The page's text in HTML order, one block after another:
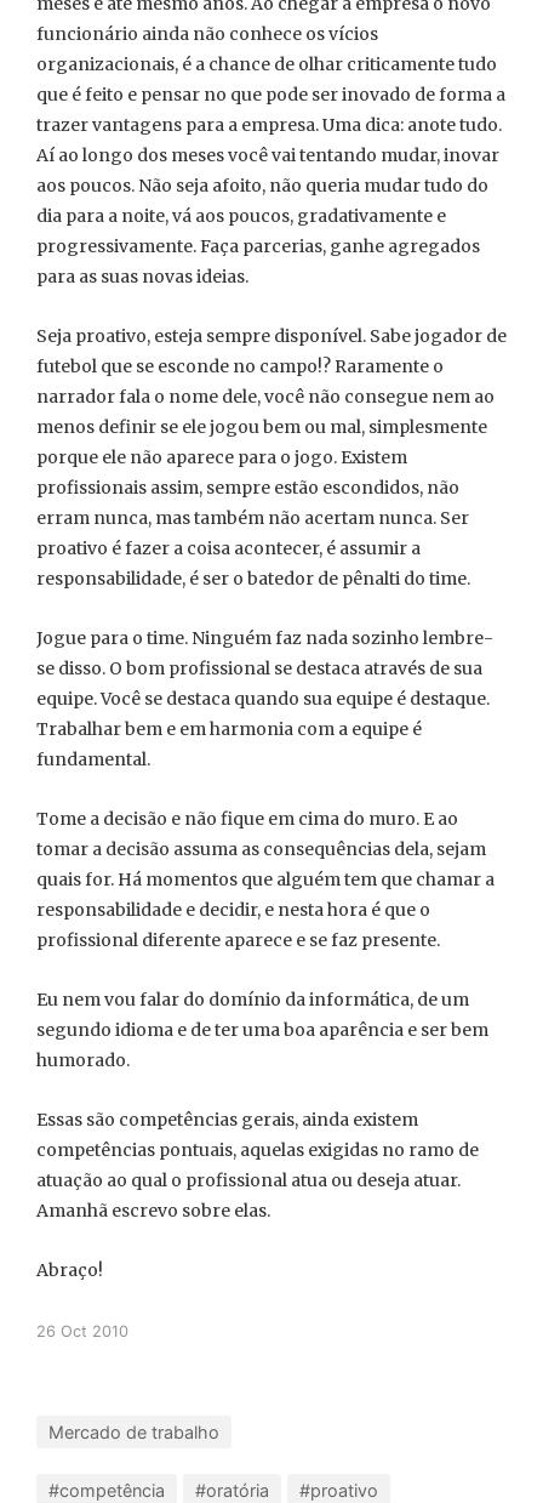
funcionário ainda não conhece os vícios
organizacionais, é a chance de olhar criticamente tudo
que é feito e pensar no que pode ser inovado de forma a
trazer vantagens para a empresa. Uma dica: anote tudo.
Aí ao longo dos meses você vai tentando mudar, inovar
aos poucos. Não seja afoito, não queria mudar tudo do
dia para a noite, vá aos poucos, gradativamente e
progressivamente. Faça parcerias, ganhe agregados
para as suas novas ideias.
Seja proativo, esteja sempre disponível. Sabe jogador de
futebol que se esconde no campo!? Raramente o
narrador fala o nome dele, você não consegue nem ao
menos definir se ele jogou bem ou mal, simplesmente
porque ele não aparece para o jogo. Existem
profissionais assim, sempre estão escondidos, não
erram nunca, mas também não acertam nunca. Ser
proativo é fazer a coisa acontecer, é assumir a
responsabilidade, é ser o batedor de pênalti do time.
Jogue para o time. Ninguém faz nada sozinho lembre-
se disso. O bom profissional se destaca através de sua
equipe. Você se destaca quando sua equipe é destaque.
Trabalhar bem e em harmonia com a equipe é
fundamental.
Tome a decisão e não fique em cima do muro. E ao
tomar a decisão assuma as consequências dela, sejam
quais for. Há momentos que alguém tem que chamar a
responsabilidade e decidir, e nesta hora é que o
profissional diferente aparece e se faz presente.
Eu nem vou falar do domínio da informática, de um
segundo idioma e de ter uma boa aparência e ser bem
humorado.
Essas são competências gerais, ainda existem
competências pontuais, aquelas exigidas no ramo de
atuação ao qual o profissional atua ou deseja atuar.
Amanhã escrevo sobre elas.
Abraço!
26 Oct 2010
Mercado de trabalho
#competência #oratória
#proativo